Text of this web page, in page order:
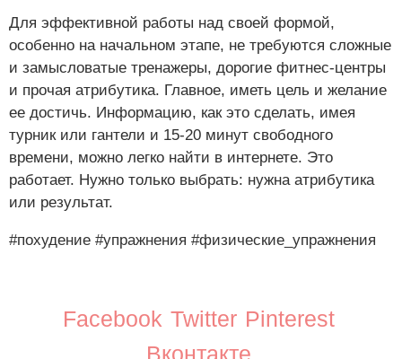
Для эффективной работы над своей формой,
особенно на начальном этапе, не требуются сложные
и замысловатые тренажеры, дорогие фитнес-центры
и прочая атрибутика. Главное, иметь цель и желание
ее достичь. Информацию, как это сделать, имея
турник или гантели и 15-20 минут свободного
времени, можно легко найти в интернете. Это
работает. Нужно только выбрать: нужна атрибутика
или результат.
#похудение #упражнения #физические_упражнения
Facebook Twitter Pinterest
Вконтакте